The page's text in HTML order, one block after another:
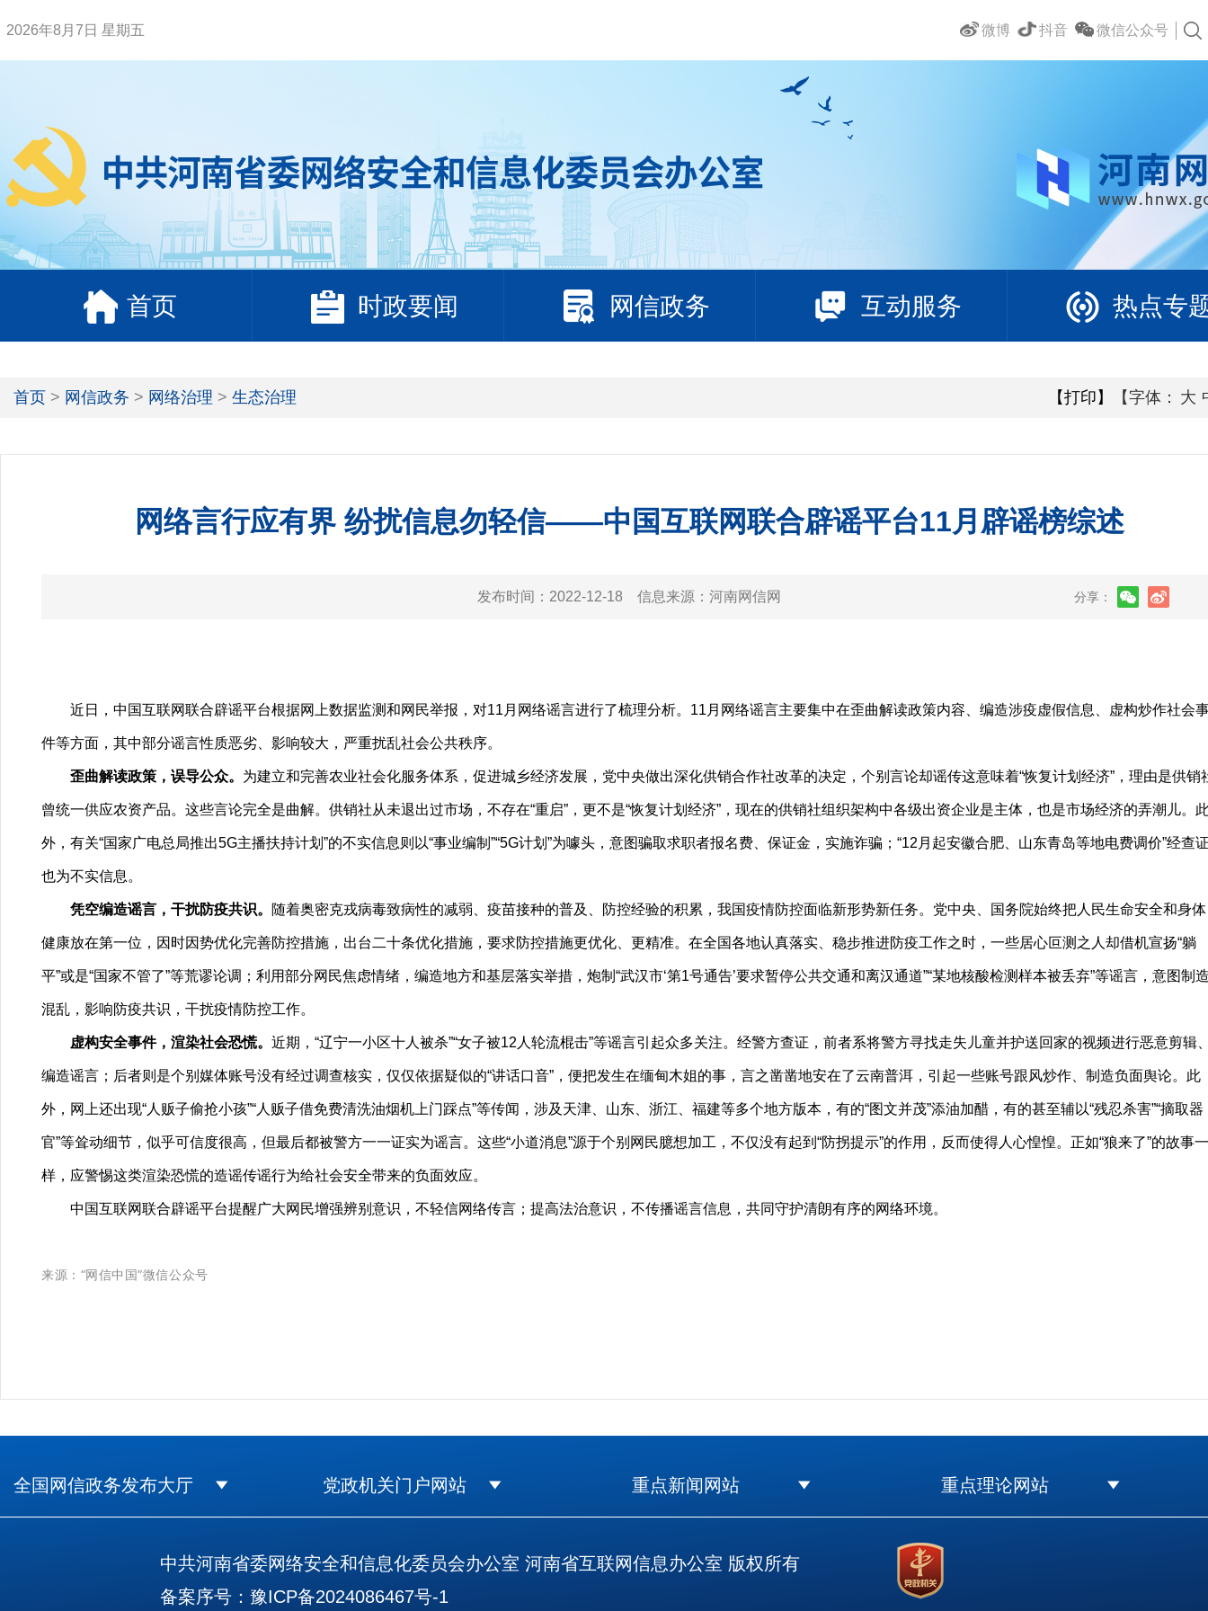
2026年8月7日 星期五 微信公众号
抖音
微博
首页 时政要闻 网信政务 互动服务 热点专
首页 > 网信政务 > 网络治理 > 生态治理 【打印】 【字体： 大
网络言行应有界 纷扰信息勿轻信——中国互联网联合辟谣平台11月辟谣榜综述
发布时间： 2022-12-18 信息来源： 河南网信网 分享：
近日，中国互联网联合辟谣平台根据网上数据监测和网民举报，对11月网络谣言进行了梳理分析。11月网络谣言主要集中在歪曲解读政策内容、编造涉疫虚假信息、虚构炒作社会
件等方面，其中部分谣言性质恶劣、影响较大，严重扰乱社会公共秩序。
歪曲解读政策，误导公众。 为建立和完善农业社会化服务体系，促进城乡经济发展，党中央做出深化供销合作社改革的决定，个别言论却谣传这意味着“恢复计划经济”，理由是供销
曾统一供应农资产品。这些言论完全是曲解。供销社从未退出过市场，不存在“重启”，更不是“恢复计划经济”，现在的供销社组织架构中各级出资企业是主体，也是市场经济的弄潮儿。
外，有关“国家广电总局推出5G主播扶持计划”的不实信息则以“事业编制”“5G计划”为噱头，意图骗取求职者报名费、保证金，实施诈骗；“12月起安徽合肥、山东青岛等地电费调价”经查
也为不实信息。
凭空编造谣言，干扰防疫共识。 随着奥密克戎病毒致病性的减弱、疫苗接种的普及、防控经验的积累，我国疫情防控面临新形势新任务。党中央、国务院始终把人民生命安全和身体
健康放在第一位，因时因势优化完善防控措施，出台二十条优化措施，要求防控措施更优化、更精准。在全国各地认真落实、稳步推进防疫工作之时，一些居心叵测之人却借机宣扬“躺
平”或是“国家不管了”等荒谬论调；利用部分网民焦虑情绪，编造地方和基层落实举措，炮制“武汉市‘第1号通告’要求暂停公共交通和离汉通道”“某地核酸检测样本被丢弃”等谣言，意图制
混乱，影响防疫共识，干扰疫情防控工作。
虚构安全事件，渲染社会恐慌。 近期，“辽宁一小区十人被杀”“女子被12人轮流棍击”等谣言引起众多关注。经警方查证，前者系将警方寻找走失儿童并护送回家的视频进行恶意剪辑
编造谣言；后者则是个别媒体账号没有经过调查核实，仅仅依据疑似的“讲话口音”，便把发生在缅甸木姐的事，言之凿凿地安在了云南普洱，引起一些账号跟风炒作、制造负面舆论。此
外，网上还出现“人贩子偷抢小孩”“人贩子借免费清洗油烟机上门踩点”等传闻，涉及天津、山东、浙江、福建等多个地方版本，有的“图文并茂”添油加醋，有的甚至辅以“残忍杀害”“摘取器
官”等耸动细节，似乎可信度很高，但最后都被警方一一证实为谣言。这些“小道消息”源于个别网民臆想加工，不仅没有起到“防拐提示”的作用，反而使得人心惶惶。正如“狼来了”的故事一
样，应警惕这类渲染恐慌的造谣传谣行为给社会安全带来的负面效应。
中国互联网联合辟谣平台提醒广大网民增强辨别意识，不轻信网络传言；提高法治意识，不传播谣言信息，共同守护清朗有序的网络环境。
来源：“网信中国”微信公众号
全国网信政务发布大厅 党政机关门户网站 重点新闻网站 重点理论网站
中共河南省委网络安全和信息化委员会办公室 河南省互联网信息办公室 版权所有
备案序号：豫ICP备2024086467号-1